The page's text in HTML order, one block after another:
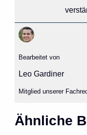
Bearbeitet von
Leo Gardiner
Mitglied unserer
Ähnliche